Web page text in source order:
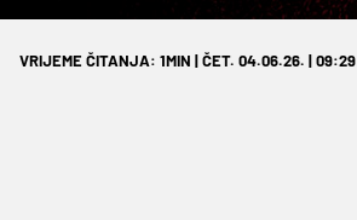
VRIJEME ČITANJA: 1MIN | ČET. 04.06.26. | 09:29